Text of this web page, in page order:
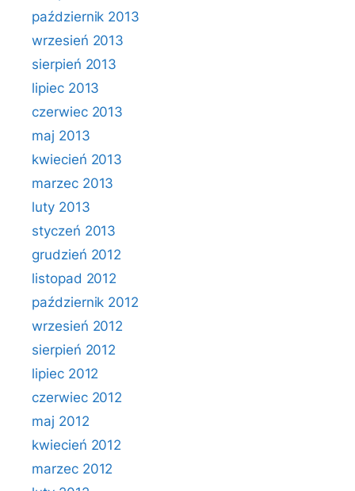
październik 2013
wrzesień 2013
sierpień 2013
lipiec 2013
czerwiec 2013
maj 2013
kwiecień 2013
marzec 2013
luty 2013
styczeń 2013
grudzień 2012
listopad 2012
październik 2012
wrzesień 2012
sierpień 2012
lipiec 2012
czerwiec 2012
maj 2012
kwiecień 2012
marzec 2012